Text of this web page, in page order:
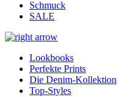
Schmuck
SALE
Lookbooks
Perfekte Prints
Die Denim-Kollektion
Top-Styles